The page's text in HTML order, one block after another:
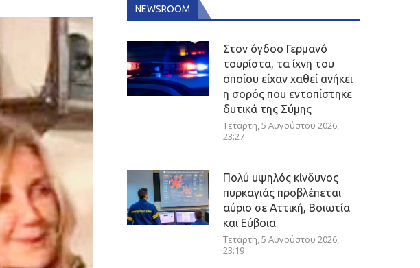
NEWSROOM
Στον όγδοο Γερμανό
τουρίστα, τα ίχνη του
οποίου είχαν χαθεί ανήκει
η σορός που εντοπίστηκε
δυτικά της Σύμης
Τετάρτη, 5 Αυγούστου 2026,
23:27
Πολύ υψηλός κίνδυνος
πυρκαγιάς προβλέπεται
αύριο σε Αττική, Βοιωτία
και Εύβοια
Τετάρτη, 5 Αυγούστου 2026,
23:19